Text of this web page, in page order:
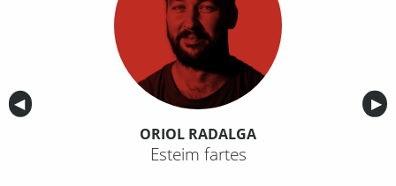
Anterior
◀︎ ▶︎
ORIOL RADALGA
Esteim fartes